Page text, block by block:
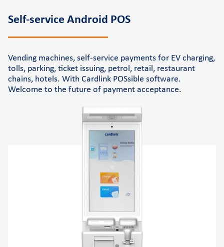
Pressroom
Contact
Cardlink invoice payment
Self-service Android POS
Vending machines, self-service payments for EV charging,
tolls, parking, ticket issuing, petrol, retail, restaurant
chains, hotels. With Cardlink POSsible software.
Welcome to the future of payment acceptance.